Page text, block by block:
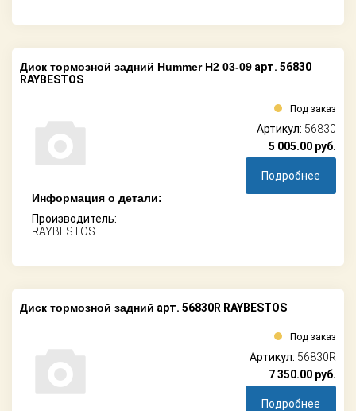
Диск тормозной задний Hummer H2 03-09 арт. 56830
RAYBESTOS
Информация о детали:
Производитель:
RAYBESTOS
Под заказ
Артикул: 56830
5 005.00 руб.
Подробнее
Диск тормозной задний арт. 56830R RAYBESTOS
Под заказ
Артикул: 56830R
7 350.00 руб.
Подробнее